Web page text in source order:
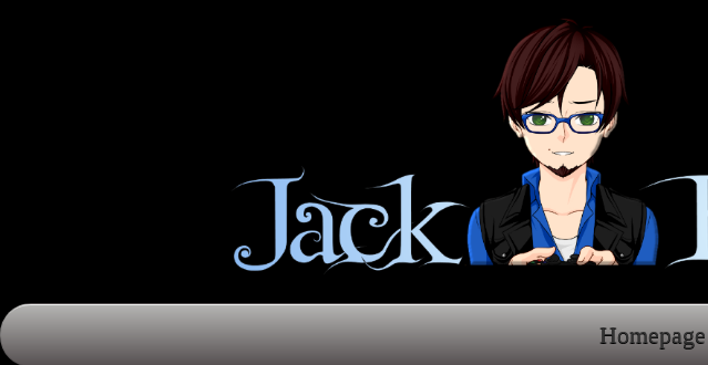
Homepage